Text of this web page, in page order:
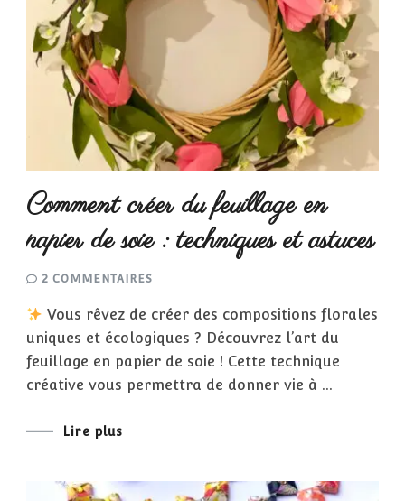
Comment créer du feuillage en
papier de soie : techniques et astuces
2 COMMENTAIRES
DU
FEUILLAGE
EN
PAPIER
DE
SOIE
:
Vous rêvez de créer des compositions florales
uniques et écologiques ? Découvrez l’art du
feuillage en papier de soie ! Cette technique
créative vous permettra de donner vie à …
Lire plus